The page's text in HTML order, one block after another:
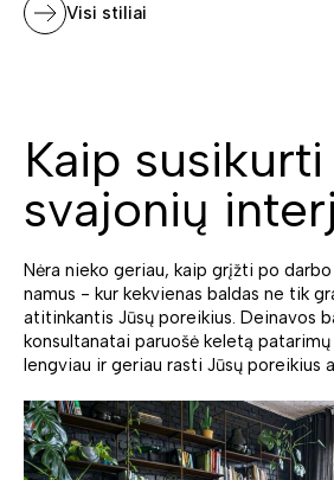
Visi stiliai
Kaip
svajonių
Nėra nieko geriau, kaip grįžti po
namus - kur kekvienas baldas ne tik
atitinkantis Jūsų poreikius. Deinavos
konsultanatai paruošė keletą
lengviau ir geriau rasti Jūsų poreikius